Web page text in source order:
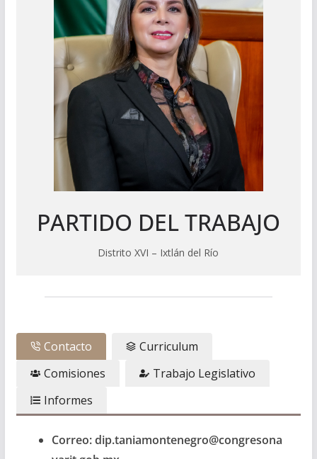
PARTIDO DEL TRABAJO
Distrito XVI – Ixtlán del Río
Contacto
Curriculum
Comisiones
Trabajo Legislativo
Informes
Correo: dip.taniamontenegro@congresona